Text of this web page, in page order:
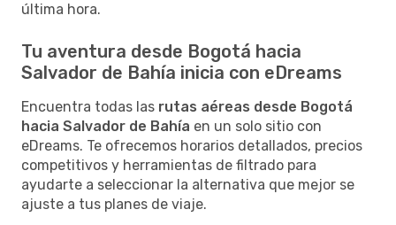
última hora.
Tu aventura desde Bogotá hacia
Salvador de Bahía inicia con eDreams
Encuentra todas las rutas aéreas desde Bogotá
hacia Salvador de Bahía en un solo sitio con
eDreams. Te ofrecemos horarios detallados, precios
competitivos y herramientas de filtrado para
ayudarte a seleccionar la alternativa que mejor se
ajuste a tus planes de viaje.